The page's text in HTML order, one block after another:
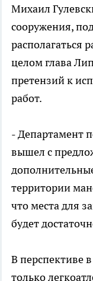
Михаил
сооружения,
располагаться
целом глава
претензий к
работ.
- Департамент
вышел с
территории
что места для
будет
В перспективе
только